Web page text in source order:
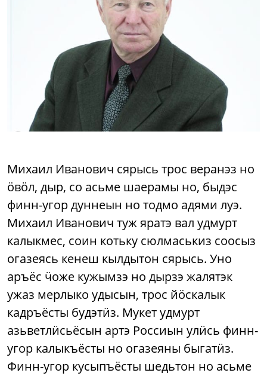
Михаил Иванович сярысь трос веранэз но
ӧвӧл, дыр, со асьме шаерамы но, быдэс
финн-угор дуннеын но тодмо адями луэ.
Михаил Иванович туж яратэ вал удмурт
калыкмес, соин котьку сюлмаськиз соосыз
огазеясь кенеш кылдытон сярысь. Уно
аръёс ӵоже кужымзэ но дырзэ жалятэк
ужаз мерлыко удысын, трос йӧскалык
кадръёсты будэтӥз. Мукет удмурт
азьветлӥсьёсын артэ Россиын улӥсь финн-
угор калыкъёсты но огазеяны быгатӥз.
Финн-угор кусыпъёсты шедьтон но асьме